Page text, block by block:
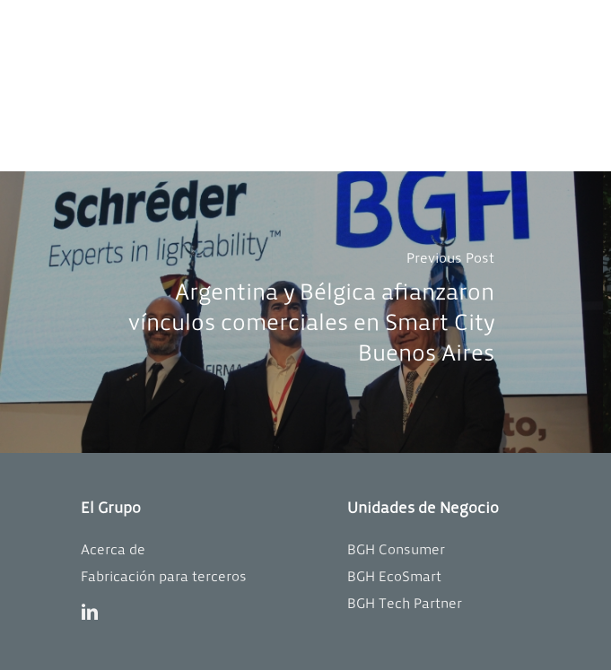
Previous Post
Argentina y Bélgica afianzaron
vínculos comerciales en Smart City
Buenos Aires
El Grupo
Acerca de
Fabricación para terceros
linkedin
Unidades de Negocio
BGH Consumer
BGH EcoSmart
BGH Tech Partner